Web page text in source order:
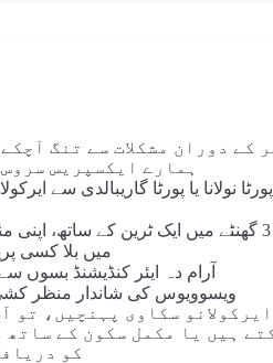
کے دوران مشکلات سے تنگ
ہمارے ایکسپریس
پورٹا نولانا یا پورٹا گاریبالدی سے
میں بلا کسی
آرام دہ ایئر کنڈیشنڈ بسوں
ویسوویوس کی شاندار منظر کشی
سکاوی پہنچیں، تو
ہیں یا مکمل سکون کے ساتھ
کو